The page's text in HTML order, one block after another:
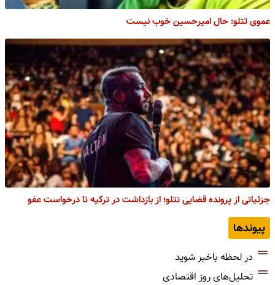
عموی تتلو: حال امیرحسین خوب نیست
جزئیاتی از پرونده قضایی تتلو؛ از بازداشت در ترکیه تا درخواست عفو
پیوندها
در لحظه باخبر شوید
تحلیل‌های روز اقتصادی